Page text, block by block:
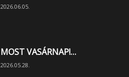
2026.06.05.
MOST VASÁRNAP!…
2026.05.28.